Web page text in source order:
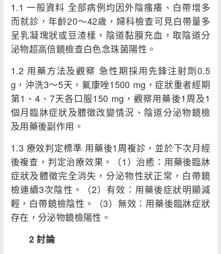
1.1 一般資料 全部病例均因外陰瘙癢、白帶增多
而就診，年齡20～42歲，婦科檢查可見白帶量多
呈乳凝塊狀或豆渣樣，陰道黏膜充血，取陰道分
泌物超高倍鏡檢查白色念珠菌陽性。
1.2 用藥方法及觀察 急性期採用先鋒注射劑0.5
g，沖洗3～5天，氟康唑1500 mg，症狀重者經期
第1、4、7天各口服150 mg，觀察用藥後1周及1
個月臨牀症狀及體徵改變情況、陰道分泌物鏡檢
及用藥後副作用。
1.3 療效判定標準 用藥後1周複診，並於下次月經
後複查，判定治療效果。（1）治癒：用藥後臨牀
症狀及體徵完全消失，分泌物性狀正常，白帶鏡
檢連續3次陰性。（2）有效：用藥後症狀明顯減
輕，白帶鏡檢陰性。（3）無效：用藥後臨牀症狀
存在，分泌物鏡檢陽性。
2 討論